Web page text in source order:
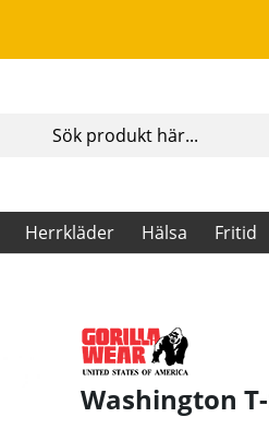
Herrkläder Hälsa Fritid
Washington